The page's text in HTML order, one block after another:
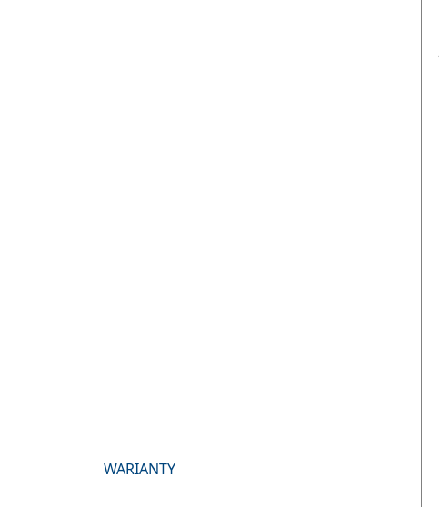
WARIANTY